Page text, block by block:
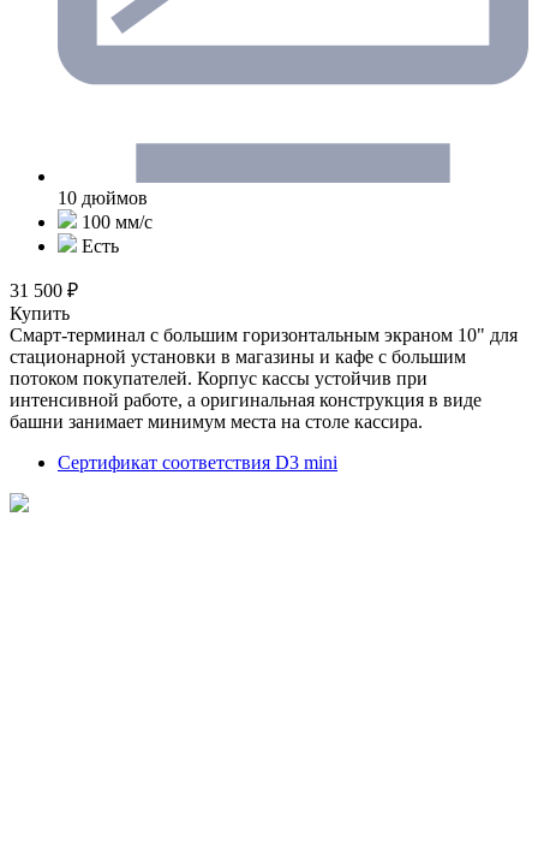
10 дюймов
100 мм/с
Есть
31 500 ₽
Купить
Смарт-терминал с большим горизонтальным экраном 10" для
стационарной установки в магазины и кафе с большим
потоком покупателей. Корпус кассы устойчив при
интенсивной работе, а оригинальная конструкция в виде
башни занимает минимум места на столе кассира.
Сертификат соответствия D3 mini